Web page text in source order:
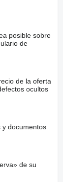
posible sobre
de
de la oferta
ocultos
y documentos
de su